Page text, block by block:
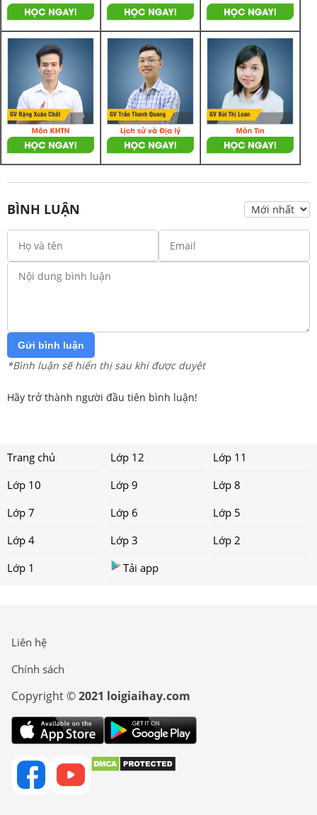
BÌNH LUẬN
Gửi bình luận
*Bình luận sẽ hiển thị sau khi được duyệt
Hãy trở thành người đầu tiên bình luận!
Trang chủ Lớp 12
Lớp 11
Lớp 10
Lớp 9
Lớp 8
Lớp 7
Lớp 6
Lớp 5
Lớp 4
Lớp 3
Lớp 2
Lớp 1
Tải app
Liên hệ
Chính sách
Copyright ©2021 loigiaihay.com